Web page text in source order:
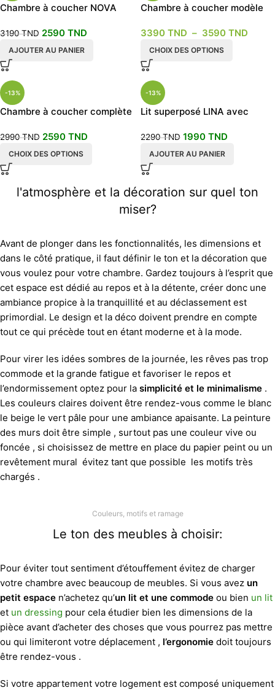
Chambre à coucher NOVA
3190TND 2590 TND
AJOUTER AU PANIER
Chambre à coucher modèle
3390 TND – 3590 TND
CHOIX DES OPTIONS
-13%
Chambre à coucher complète
2990TND 2590 TND
CHOIX DES OPTIONS
-13%
Lit superposé LINA avec
rangement
2290TND 1990 TND
AJOUTER AU PANIER
l'atmosphère et la décoration sur quel ton
miser?
Avant de plonger dans les fonctionnalités, les dimensions et
dans le côté pratique, il faut définir le ton et la décoration que
vous voulez pour votre chambre. Gardez toujours à l’esprit que
cet espace est dédié au repos et à la détente, créer donc une
ambiance propice à la tranquillité et au déclassement est
primordial. Le design et la déco doivent prendre en compte
tout ce qui précède tout en étant moderne et à la mode.
Pour virer les idées sombres de la journée, les rêves pas trop
commode et la grande fatigue et favoriser le repos et
l’endormissement optez pour la simplicité et le minimalisme .
Les couleurs claires doivent être rendez-vous comme le blanc
le beige le vert pâle pour une ambiance apaisante. La peinture
des murs doit être simple , surtout pas une couleur vive ou
foncée , si choisissez de mettre en place du papier peint ou un
revêtement mural évitez tant que possible les motifs très
chargés .
Couleurs, motifs et ramage
Le ton des meubles à choisir:
Pour éviter tout sentiment d’étouffement évitez de charger
votre chambre avec beaucoup de meubles. Si vous avez un
petit espace n’achetez qu’un lit et une commode ou bien un lit
et un dressing pour cela étudier bien les dimensions de la
pièce avant d’acheter des choses que vous pourrez pas mettre
ou qui limiteront votre déplacement , l’ergonomie doit toujours
être rendez-vous .
Si votre appartement votre logement est composé uniquement